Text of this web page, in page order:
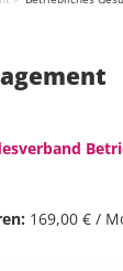
169,00 € /